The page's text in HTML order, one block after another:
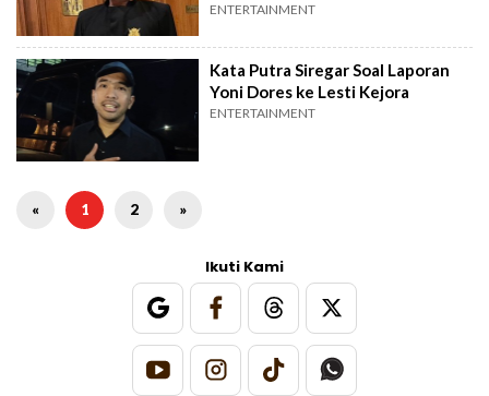
ENTERTAINMENT
Kata Putra Siregar Soal Laporan
Yoni Dores ke Lesti Kejora
ENTERTAINMENT
« 1 2 »
Ikuti Kami